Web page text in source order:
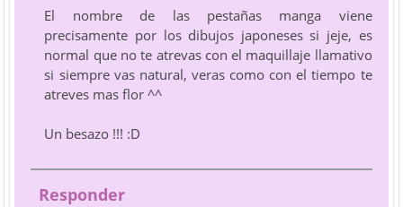
El nombre de las pestañas manga viene
precisamente por los dibujos japoneses si jeje, es
normal que no te atrevas con el maquillaje llamativo
si siempre vas natural, veras como con el tiempo te
atreves mas flor ^^
Un besazo !!! :D
Responder